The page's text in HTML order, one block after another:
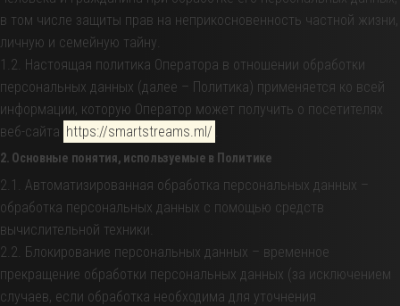
в том числе защиты прав на неприкосновенность частной жизни,
личную и семейную тайну.
1.2. Настоящая политика Оператора в отношении обработки
персональных данных (далее – Политика) применяется ко всей
информации, которую Оператор может получить о посетителях
веб-сайта https://smartstreams.ml/
2. Основные понятия, используемые в Политике
2.1. Автоматизированная обработка персональных данных –
обработка персональных данных с помощью средств
вычислительной техники.
2.2. Блокирование персональных данных – временное
прекращение обработки персональных данных (за исключением
случаев, если обработка необходима для уточнения